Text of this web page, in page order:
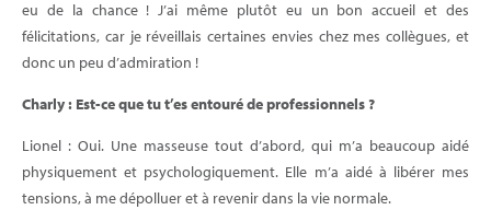
eu de la chance ! J’ai même plutôt eu un bon accueil et des
félicitations, car je réveillais certaines envies chez mes collègues, et
donc un peu d’admiration !
Charly : Est-ce que tu t’es entouré de professionnels ?
Lionel : Oui. Une masseuse tout d’abord, qui m’a beaucoup aidé
physiquement et psychologiquement. Elle m’a aidé à libérer mes
tensions, à me dépolluer et à revenir dans la vie normale.